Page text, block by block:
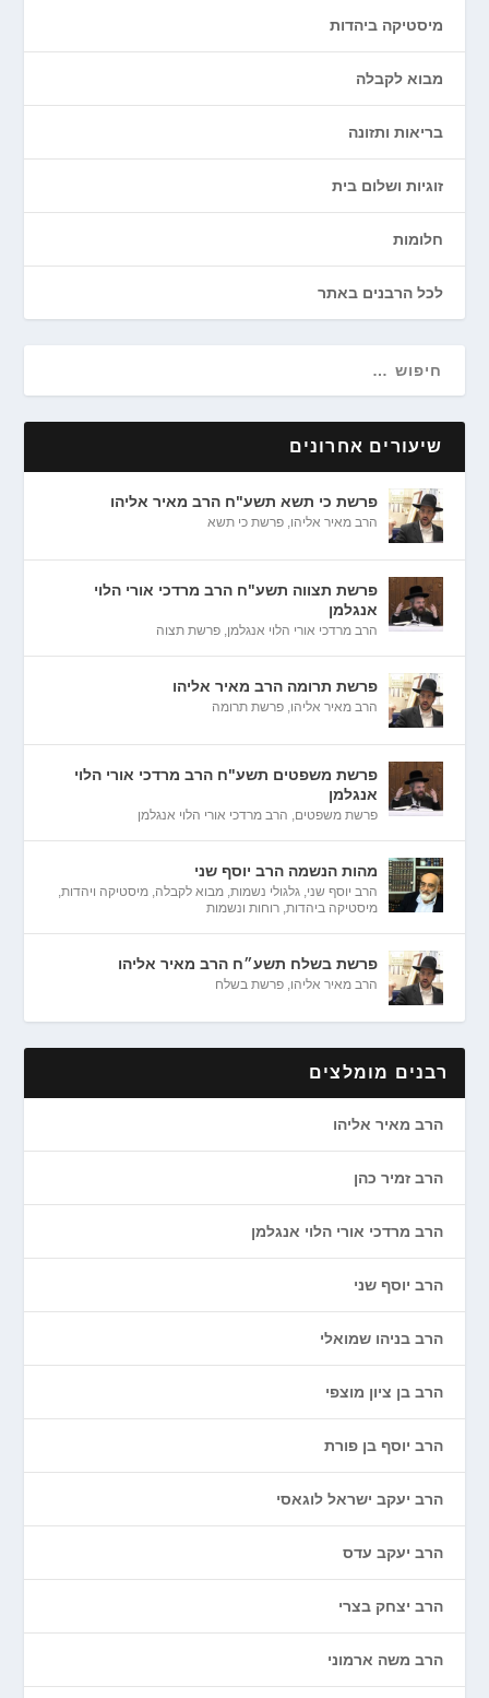
מיסטיקה ביהדות
מבוא לקבלה
בריאות ותזונה
זוגיות ושלום בית
חלומות
לכל הרבנים באתר
שיעורים אחרונים
פרשת כי תשא תשע"ח הרב מאיר אליהו
הרב מאיר אליהו,פרשת כי תשא
פרשת תצווה תשע"ח הרב מרדכי אורי הלוי
אנגלמן
הרב מרדכי אורי הלוי אנגלמן,פרשת תצוה
פרשת תרומה הרב מאיר אליהו
הרב מאיר אליהו,פרשת תרומה
פרשת משפטים תשע"ח הרב מרדכי אורי הלוי
אנגלמן
פרשת משפטים, הרב מרדכי אורי הלוי אנגלמן
מהות הנשמה הרב יוסף שני
הרב יוסף שני,גלגולי נשמות,מבוא לקבלה,מיסטיקה ויהדות,
מיסטיקה ביהדות,רוחות ונשמות
פרשת בשלח תשע״ח הרב מאיר אליהו
הרב מאיר אליהו,פרשת בשלח
רבנים מומלצים
הרב מאיר אליהו
הרב זמיר כהן
הרב מרדכי אורי הלוי אנגלמן
הרב יוסף שני
הרב בניהו שמואלי
הרב בן ציון מוצפי
הרב יוסף בן פורת
הרב יעקב ישראל לוגאסי
הרב יעקב עדס
הרב יצחק בצרי
הרב משה ארמוני